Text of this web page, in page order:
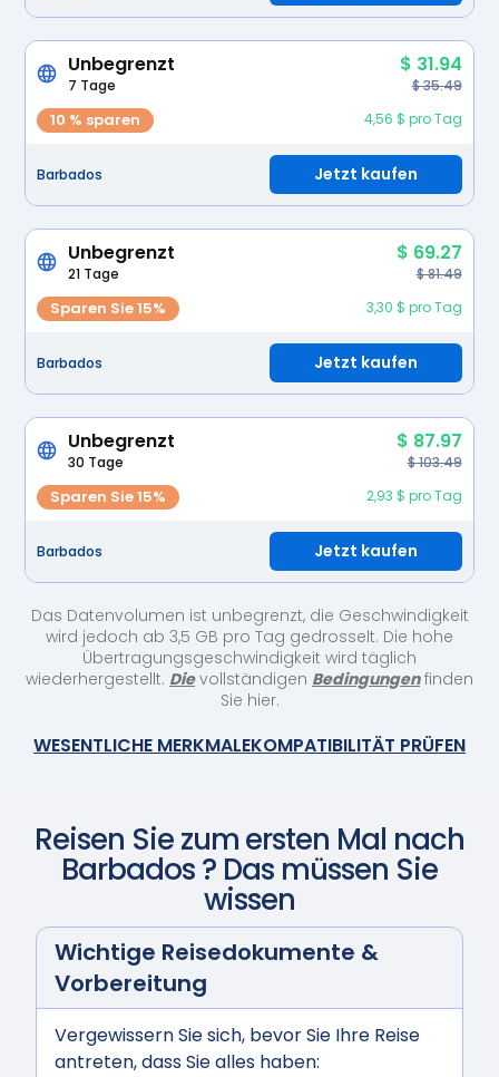
Unbegrenzt $ 31.94
7 Tage $ 35.49
10 % sparen 4,56 $ pro Tag
Barbados Jetzt kaufen
Unbegrenzt $ 69.27
21 Tage $ 81.49
Sparen Sie 15% 3,30 $ pro Tag
Barbados Jetzt kaufen
Unbegrenzt $ 87.97
30 Tage $ 103.49
Sparen Sie 15% 2,93 $ pro Tag
Barbados Jetzt kaufen
Das Datenvolumen ist unbegrenzt, die Geschwindigkeit
wird jedoch ab 3,5 GB pro Tag gedrosselt. Die hohe
Übertragungsgeschwindigkeit wird täglich
wiederhergestellt. Dievollständigen Bedingungenfinden
Sie hier.
WESENTLICHE MERKMALEKOMPATIBILITÄT PRÜFEN
Reisen Sie zum ersten Mal nach
Barbados? Das müssen Sie
wissen
Wichtige Reisedokumente &
Vorbereitung
Vergewissern Sie sich, bevor Sie Ihre Reise
antreten, dass Sie alles haben: